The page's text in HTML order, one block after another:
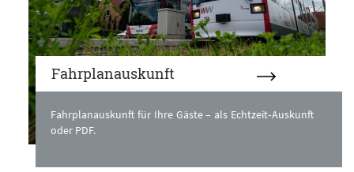
Fahrplanauskunft
Fahrplanauskunft für Ihre Gäste – als Echtzeit‑Auskunft
oder PDF.